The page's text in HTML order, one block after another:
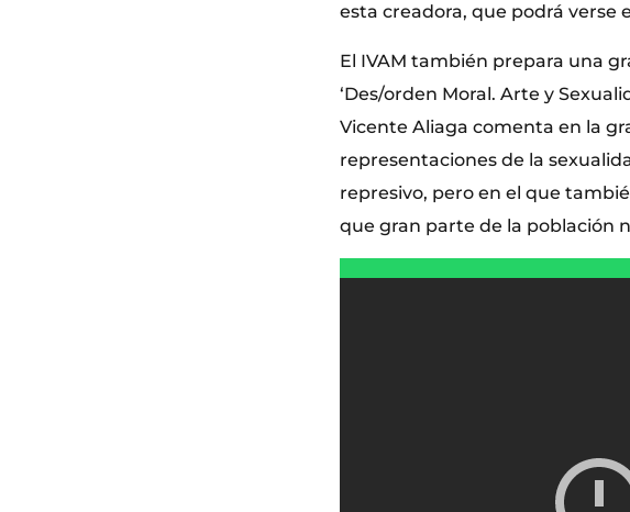
esta creadora, que podrá verse
El IVAM también prepara una
‘Des/orden Moral. Arte y
Vicente Aliaga comenta en la
representaciones de la
represivo, pero en el que
que gran parte de la población